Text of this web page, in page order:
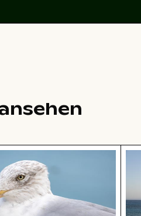
einer Möwe vor blauem